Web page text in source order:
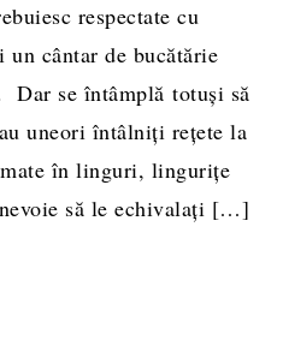
respectate cu
cântar de bucătărie
Dar se întâmplă totuși să
uneori întâlniţi reţete la
în linguri, linguriţe
să le echivalaţi […]